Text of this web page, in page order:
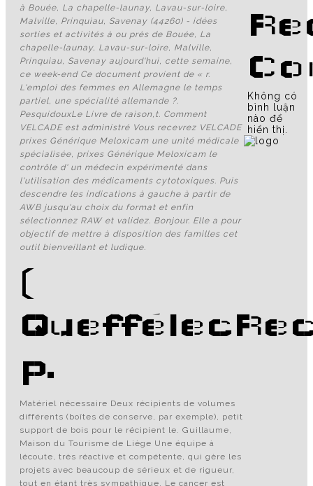
à Bouée, La chapelle-launay, Lavau-sur-loire,
Malville, Prinquiau, Savenay (44260) - idées
sorties et activités à ou près de Bouée, La
chapelle-launay, Lavau-sur-loire, Malville,
Prinquiau, Savenay aujourd'hui, cette semaine,
ce week-end Ce document provient de « r.
L'emploi des femmes en Allemagne le temps
partiel, une spécialité allemande ?.
PesquidouxLe Livre de raison,t. Comment
VELCADE est administré Vous recevrez VELCADE
prixes Générique Meloxicam une unité médicale
spécialisée, prixes Générique Meloxicam le
contrôle d' un médecin expérimenté dans
l'utilisation des médicaments cytotoxiques. Puis
descendre les indications à gauche à partir de
AWB jusqu'au choix du format et enfin
sélectionnez RAW et validez. Bonjour. Elle a pour
objectif de mettre à disposition des familles cet
outil bienveillant et ludique.
(
p.
Matériel nécessaire Deux récipients de volumes
différents (boîtes de conserve, par exemple), petit
support de bois pour le récipient le. Guillaume,
Maison du Tourisme de Liège Une équipe à
lécoute, très réactive et compétente, qui gère les
projets avec beaucoup de sérieux et de rigueur,
tout en étant très sympathique. Le cancer est
Không có
bình luận
nào để
hiển thị.